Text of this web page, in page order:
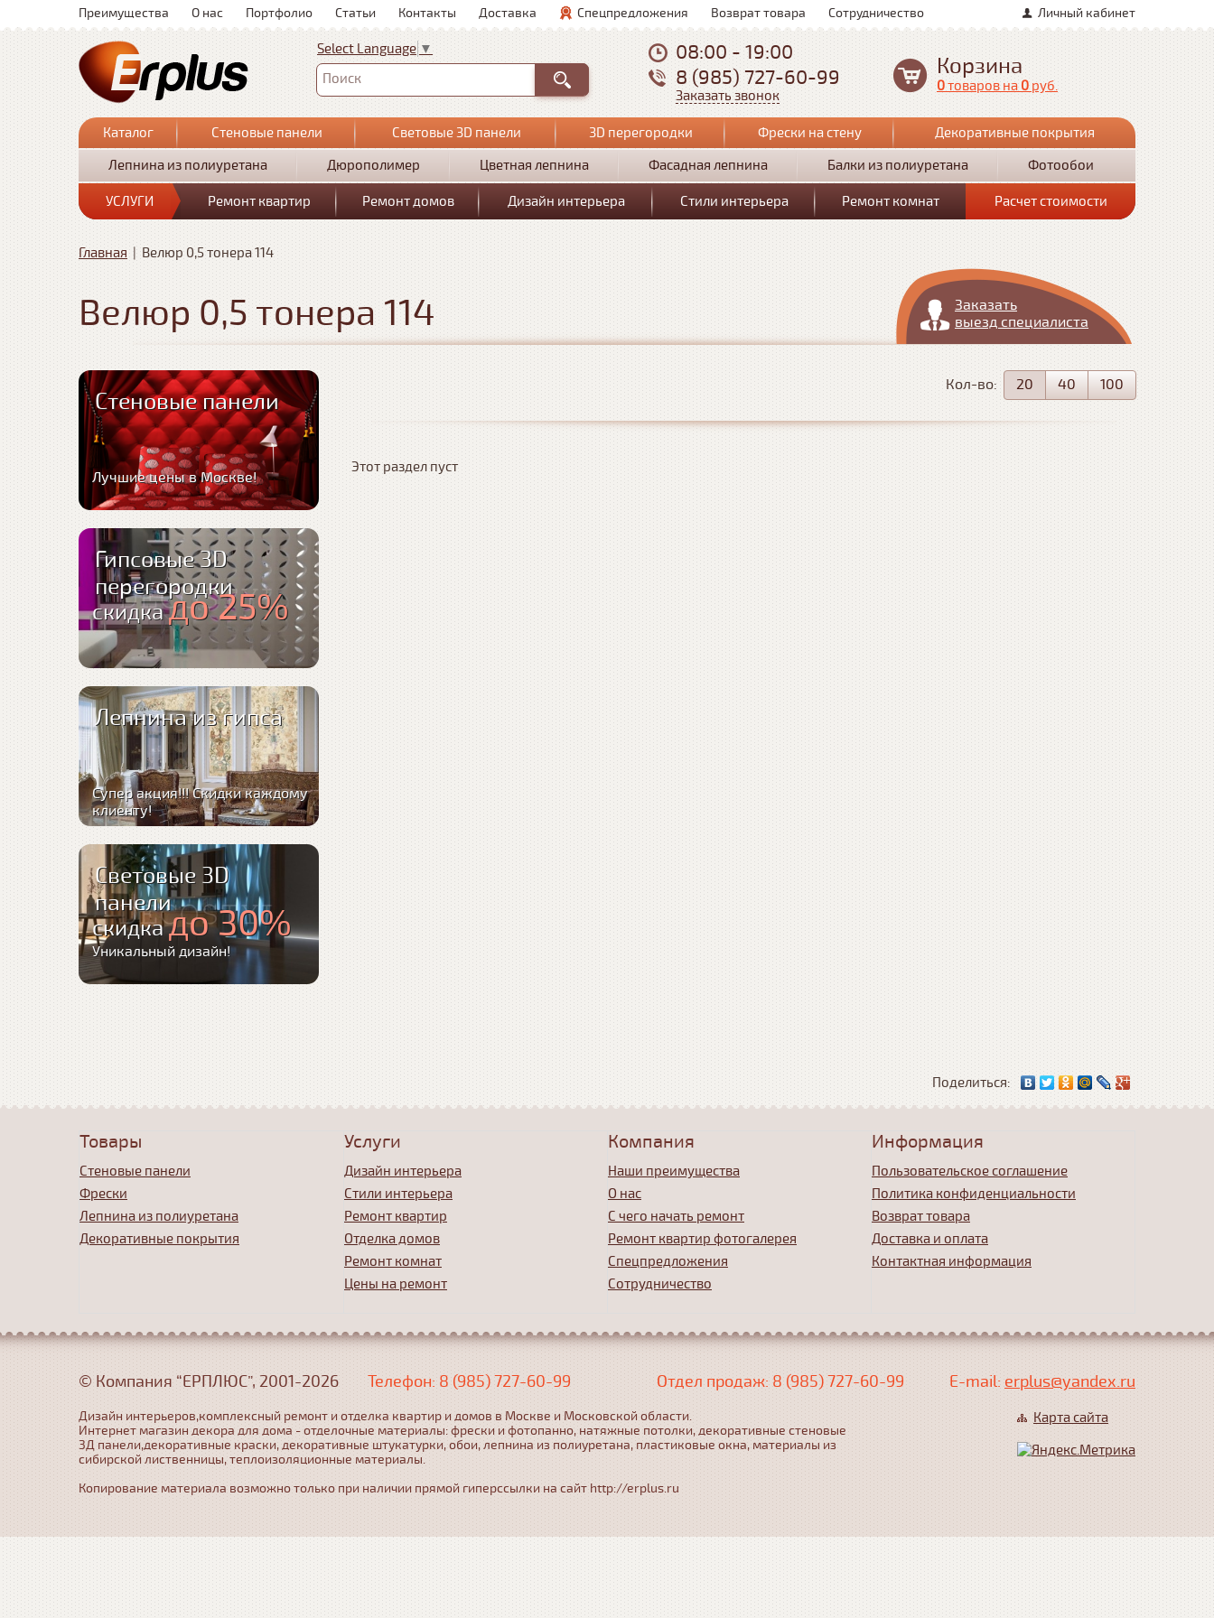
Личный кабинет
Преимущества О нас Портфолио Статьи Контакты Доставка Спецпредложения Возврат товара Сотрудничество
Select Language ▼
Поиск
08:00 - 19:00
8 (985) 727-60-99
Заказать звонок
Корзина
0товаров на 0 руб.
Каталог Стеновые панели Световые 3D панели 3D перегородки Фрески на стену
Декоративные покрытия
Лепнина из полиуретана
Дюрополимер Цветная лепнина Фасадная лепнина Балки из полиуретана Фотообои
УСЛУГИ Ремонт квартир Ремонт домов Дизайн интерьера Стили интерьера Ремонт комнат Расчет стоимости
Главная | Велюр 0,5 тонера 114
Заказать
выезд специалиста
Велюр 0,5 тонера 114
Кол-во: 20 40 100
Этот раздел пуст
Стеновые панели
Лучшие цены в Москве!
Гипсовые 3D
перегородки
скидкадо 25%
Лепнина из гипса
Супер акция!!! Скидки каждому
клиенту!
Световые 3D
панели
скидкадо 30%
Уникальный дизайн!
Поделиться:
Товары
Стеновые панели
Фрески
Лепнина из полиуретана
Декоративные покрытия
Услуги
Дизайн интерьера
Стили интерьера
Ремонт квартир
Отделка домов
Ремонт комнат
Цены на ремонт
Компания
Наши преимущества
О нас
С чего начать ремонт
Ремонт квартир фотогалерея
Спецпредложения
Сотрудничество
Информация
Пользовательское соглашение
Политика конфиденциальности
Возврат товара
Доставка и оплата
Контактная информация
© Компания “ЕРПЛЮС”, 2001-2026 Телефон: 8 (985) 727-60-99 Отдел продаж: 8 (985) 727-60-99 Е-mail: erplus@yandex.ru
Карта сайта
Дизайн интерьеров,комплексный ремонт и отделка квартир и домов в Москве и Московской области.
Интернет магазин декора для дома - отделочные материалы: фрески и фотопанно, натяжные потолки, декоративные стеновые
3Д панели,декоративные краски, декоративные штукатурки, обои, лепнина из полиуретана, пластиковые окна, материалы из
сибирской лиственницы, теплоизоляционные материалы.
Копирование материала возможно только при наличии прямой гиперссылки на сайт http://erplus.ru